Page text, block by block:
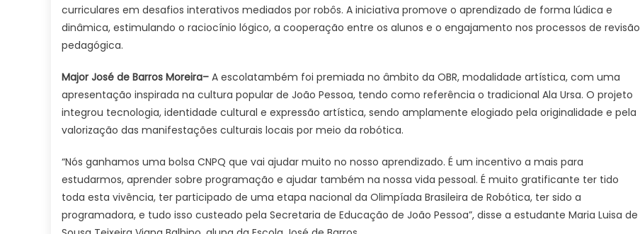
curriculares em desafios interativos mediados por robôs. A iniciativa promove o aprendizado de forma lúdica e
dinâmica, estimulando o raciocínio lógico, a cooperação entre os alunos e o engajamento nos processos de revisão
pedagógica.
Major José de Barros Moreira– A escolatambém foi premiada no âmbito da OBR, modalidade artística, com uma
apresentação inspirada na cultura popular de João Pessoa, tendo como referência o tradicional Ala Ursa. O projeto
integrou tecnologia, identidade cultural e expressão artística, sendo amplamente elogiado pela originalidade e pela
valorização das manifestações culturais locais por meio da robótica.
“Nós ganhamos uma bolsa CNPQ que vai ajudar muito no nosso aprendizado. É um incentivo a mais para
estudarmos, aprender sobre programação e ajudar também na nossa vida pessoal. É muito gratificante ter tido
toda esta vivência, ter participado de uma etapa nacional da Olimpíada Brasileira de Robótica, ter sido a
programadora, e tudo isso custeado pela Secretaria de Educação de João Pessoa”, disse a estudante Maria Luisa de